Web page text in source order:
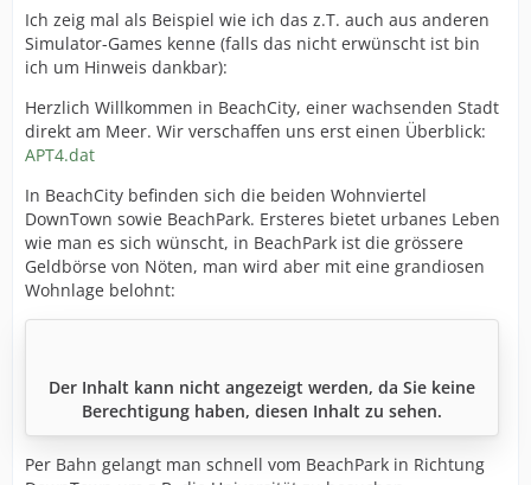
Ich zeig mal als Beispiel wie ich das z.T. auch aus anderen
Simulator-Games kenne (falls das nicht erwünscht ist bin
ich um Hinweis dankbar):
Herzlich Willkommen in BeachCity, einer wachsenden Stadt
direkt am Meer. Wir verschaffen uns erst einen Überblick:
APT4.dat
In BeachCity befinden sich die beiden Wohnviertel
DownTown sowie BeachPark. Ersteres bietet urbanes Leben
wie man es sich wünscht, in BeachPark ist die grössere
Geldbörse von Nöten, man wird aber mit eine grandiosen
Wohnlage belohnt:
Der Inhalt kann nicht angezeigt werden, da Sie keine
Berechtigung haben, diesen Inhalt zu sehen.
Per Bahn gelangt man schnell vom BeachPark in Richtung